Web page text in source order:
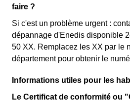
faire ?
Si c'est un problème urgent :
dépannage d'Enedis disponible
50 XX. Remplacez les XX par le
département pour obtenir le
Informations utiles pour les
Le Certificat de conformité ou